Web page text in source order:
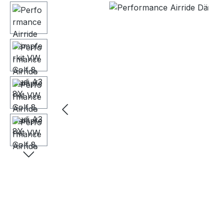
Bildergalerie überspringen